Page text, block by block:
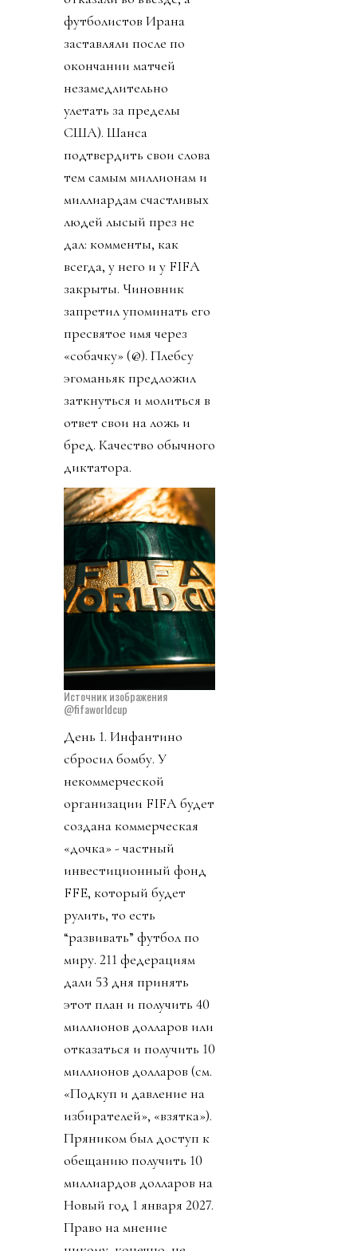
футболистов Ирана
заставляли после по
окончании матчей
незамедлительно
улетать за пределы
США). Шанса
подтвердить свои слова
тем самым миллионам и
миллиардам счастливых
людей лысый през не
дал: комменты, как
всегда, у него и у FIFA
закрыты. Чиновник
запретил упоминать его
пресвятое имя через
«собачку» (@). Плебсу
эгоманьяк предложил
заткнуться и молиться в
ответ свои на ложь и
бред. Качество обычного
диктатора.
Источник изображения
@fifaworldcup
День 1. Инфантино
сбросил бомбу. У
некоммерческой
организации FIFA будет
создана коммерческая
«дочка» - частный
инвестиционный фонд
FFE, который будет
рулить, то есть
“развивать” футбол по
миру. 211 федерациям
дали 53 дня принять
этот план и получить 40
миллионов долларов или
отказаться и получить 10
миллионов долларов (см.
«Подкуп и давление на
избирателей», «взятка»).
Пряником был доступ к
обещанию получить 10
миллиардов долларов на
Новый год 1 января 2027.
Право на мнение